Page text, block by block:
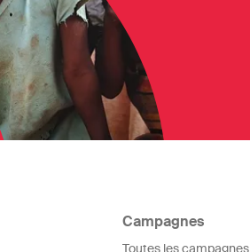
Campagnes
Toutes les campagnes